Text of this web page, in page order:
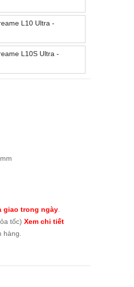
L10 Ultra -
L10S Ultra -
giao trong ngày
tốc) Xem chi tiết
hàng.